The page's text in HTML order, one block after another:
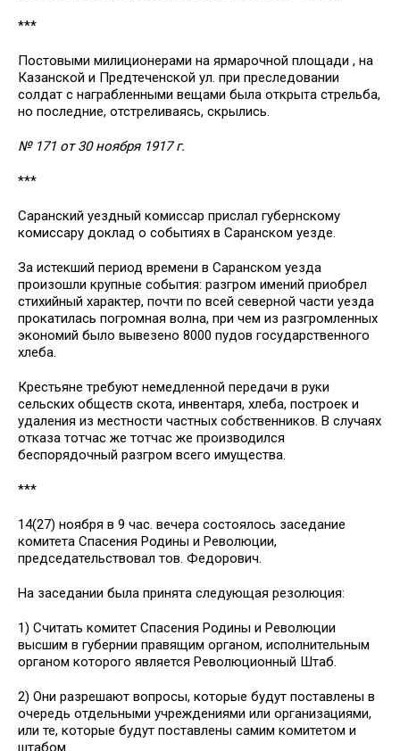
***
Постовыми милиционерами на ярмарочной площади , на
Казанской и Предтеченской ул. при преследовании
солдат с награбленными вещами была открыта стрельба,
но последние, отстреливаясь, скрылись.
№ 171 от 30 ноября 1917 г.
***
Саранский уездный комиссар прислал губернскому
комиссару доклад о событиях в Саранском уезде.
За истекший период времени в Саранском уезда
произошли крупные события: разгром имений приобрел
стихийный характер, почти по всей северной части уезда
прокатилась погромная волна, при чем из разгромленных
экономий было вывезено 8000 пудов государственного
хлеба.
Крестьяне требуют немедленной передачи в руки
сельских обществ скота, инвентаря, хлеба, построек и
удаления из местности частных собственников. В случаях
отказа тотчас же тотчас же производился
беспорядочный разгром всего имущества.
***
14(27) ноября в 9 час. вечера состоялось заседание
комитета Спасения Родины и Революции,
председательствовал тов. Федорович.
На заседании была принята следующая резолюция:
1) Считать комитет Спасения Родины и Революции
высшим в губернии правящим органом, исполнительным
органом которого является Революционный Штаб.
2) Они разрешают вопросы, которые будут поставлены в
очередь отдельными учреждениями или организациями,
или те, которые будут поставлены самим комитетом и
штабом.